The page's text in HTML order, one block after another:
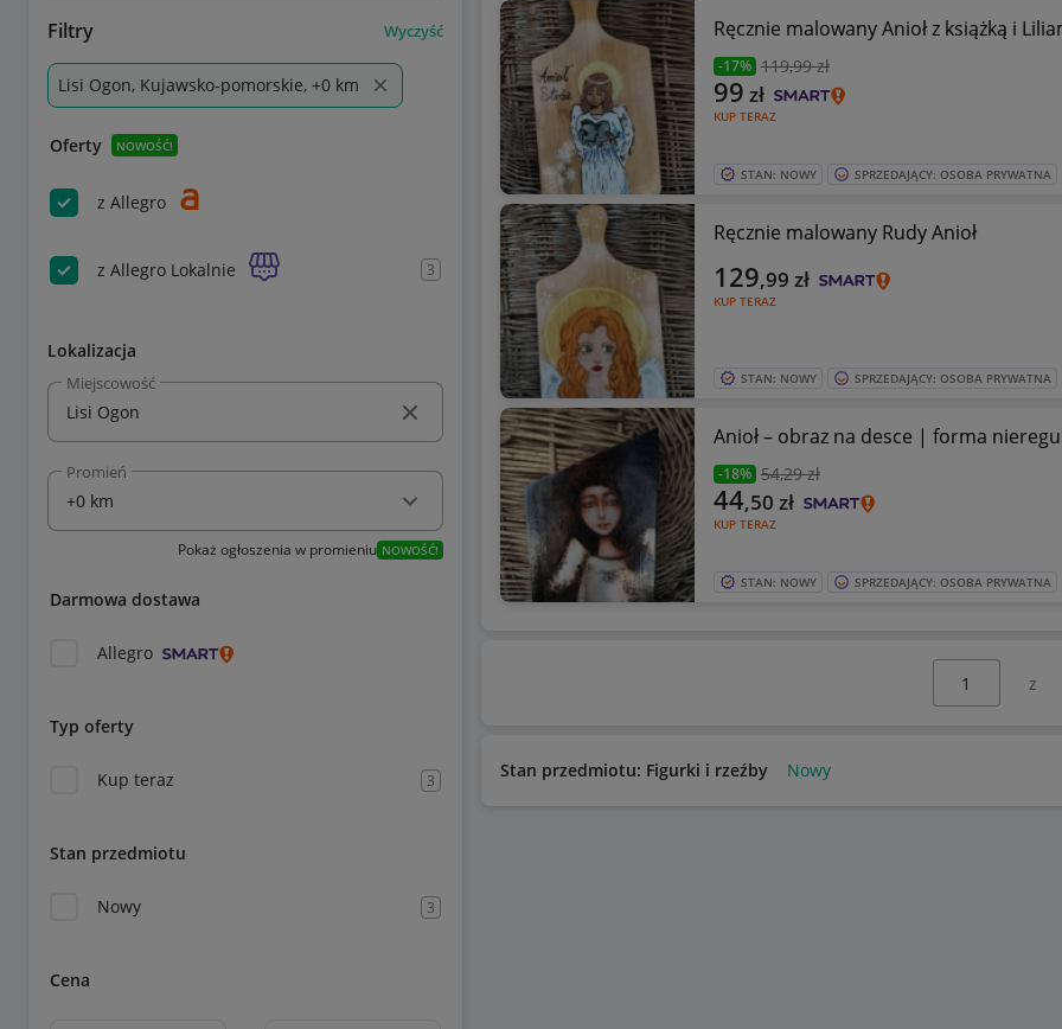
Filtry Wyczyść
Lisi Ogon, Kujawsko-pomorskie, +0 km
Oferty NOWOŚĆ!
z Allegro
z Allegro Lokalnie 3
Lokalizacja
Miejscowość
Promień
Pokaż ogłoszenia w promieniu NOWOŚĆ!
Darmowa dostawa
Allegro
Typ oferty
Kup teraz 3
Stan przedmiotu
Nowy 3
Cena
Ręcznie malowany Anioł z książką i
-17% 119,99 zł
KUP TERAZ
99 zł
STAN: NOWY SPRZEDAJĄCY: OSOBA PRYWATNA
Ręcznie malowany Rudy Anioł
KUP TERAZ
129,99 zł
STAN: NOWY SPRZEDAJĄCY: OSOBA PRYWATNA
Anioł – obraz na desce | forma
-18% 54,29 zł
KUP TERAZ
44,50 zł
STAN: NOWY SPRZEDAJĄCY: OSOBA PRYWATNA
z
Stan przedmiotu: Figurki i rzeźby Nowy